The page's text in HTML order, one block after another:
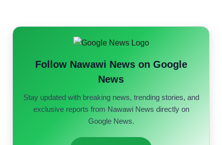
Follow Nawawi News on Google
News
Stay updated with breaking news, trending stories, and
exclusive reports from Nawawi News directly on
Google News.